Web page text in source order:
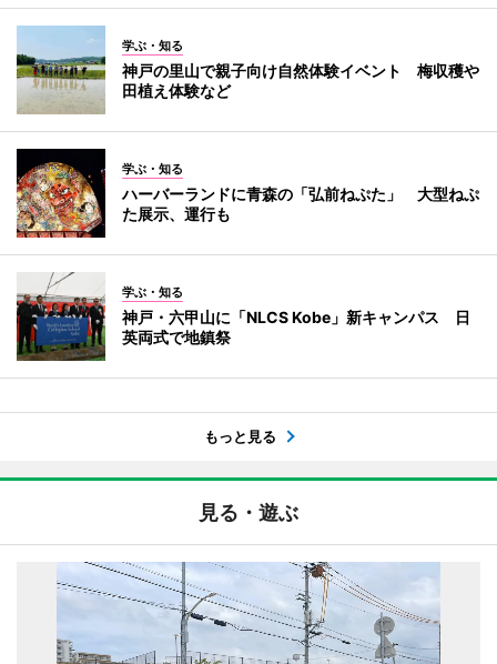
学ぶ・知る
神戸の里山で親子向け自然体験イベント 梅収穫や
田植え体験など
学ぶ・知る
ハーバーランドに青森の「弘前ねぷた」 大型ねぷ
た展示、運行も
学ぶ・知る
神戸・六甲山に「NLCS Kobe」新キャンパス 日
英両式で地鎮祭
もっと見る
見る・遊ぶ